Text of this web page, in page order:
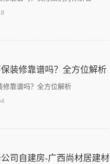
装修靠谱吗？全方位解析
修靠谱吗？全方位解析
司自建房-广西尚材居建材